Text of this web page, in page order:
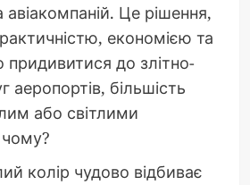
Це рішення,
економією та
до злітно-
аеропортів, більшість
або світлими
чому?
колір чудово відбиває